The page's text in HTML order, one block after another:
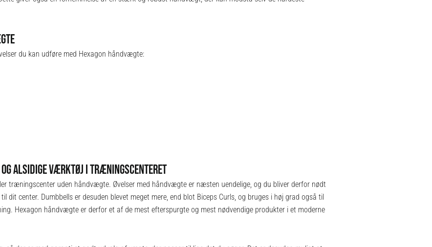
du kan udføre med Hexagon håndvægte:
ALSIDIGE VÆRKTØJ I TRÆNINGSCENTERET
træningscenter uden håndvægte. Øvelser med håndvægte er næsten uendelige, og du bliver derfor nødt
center. Dumbbells er desuden blevet meget mere, end blot Biceps Curls, og bruges i høj grad også til
Hexagon håndvægte er derfor et af de mest efterspurgte og mest nødvendige produkter i et moderne